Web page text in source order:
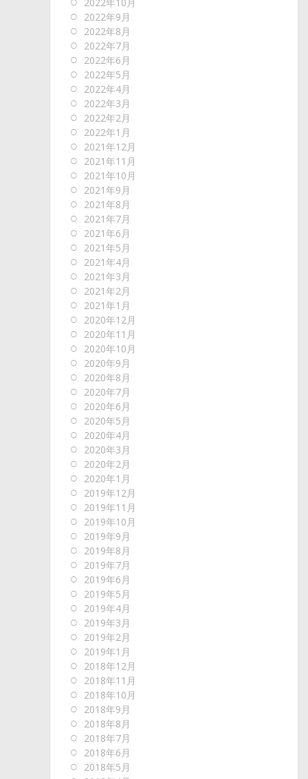
2022年9月
2022年8月
2022年7月
2022年6月
2022年5月
2022年4月
2022年3月
2022年2月
2022年1月
2021年12月
2021年11月
2021年10月
2021年9月
2021年8月
2021年7月
2021年6月
2021年5月
2021年4月
2021年3月
2021年2月
2021年1月
2020年12月
2020年11月
2020年10月
2020年9月
2020年8月
2020年7月
2020年6月
2020年5月
2020年4月
2020年3月
2020年2月
2020年1月
2019年12月
2019年11月
2019年10月
2019年9月
2019年8月
2019年7月
2019年6月
2019年5月
2019年4月
2019年3月
2019年2月
2019年1月
2018年12月
2018年11月
2018年10月
2018年9月
2018年8月
2018年7月
2018年6月
2018年5月